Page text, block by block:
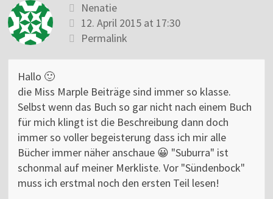
Nenatie
12. April 2015 at 17:30
Permalink
Hallo 🙂
die Miss Marple Beiträge sind immer so klasse.
Selbst wenn das Buch so gar nicht nach einem Buch
für mich klingt ist die Beschreibung dann doch
immer so voller begeisterung dass ich mir alle
Bücher immer näher anschaue 😀 "Suburra" ist
schonmal auf meiner Merkliste. Vor "Sündenbock"
muss ich erstmal noch den ersten Teil lesen!